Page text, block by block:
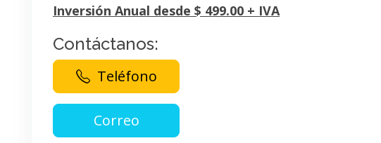
Inversión Anual desde $ 499.00 + IVA
Contáctanos:
Teléfono